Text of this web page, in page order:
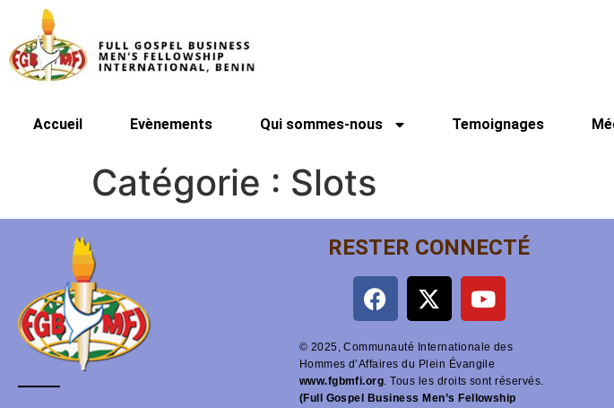
Accueil Evènements Qui sommes-nous Temoignages
Catégorie : Slots
RESTER CONNECTÉ
© 2025, Communauté Internationale des
Hommes d’Affaires du Plein Évangile
www.fgbmfi.org. Tous les droits sont réservés.
(Full Gospel Business Men’s Fellowship